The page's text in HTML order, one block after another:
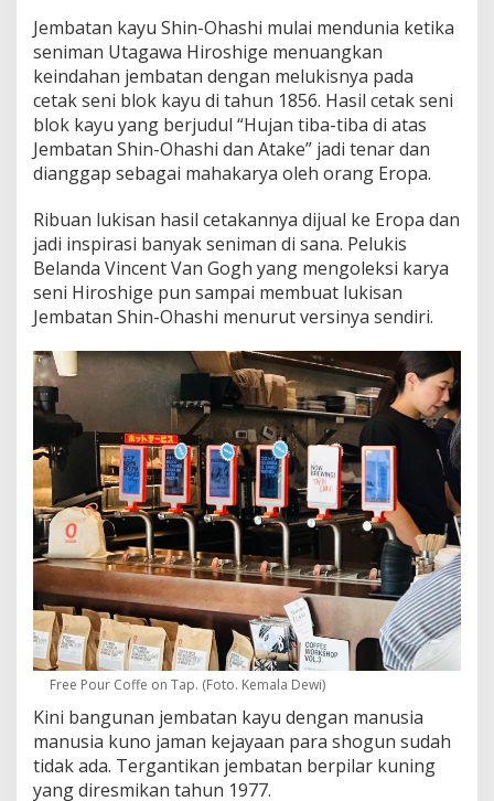
Jembatan kayu Shin-Ohashi mulai mendunia ketika
seniman Utagawa Hiroshige menuangkan
keindahan jembatan dengan melukisnya pada
cetak seni blok kayu di tahun 1856. Hasil cetak seni
blok kayu yang berjudul “Hujan tiba-tiba di atas
Jembatan Shin-Ohashi dan Atake” jadi tenar dan
dianggap sebagai mahakarya oleh orang Eropa.
Ribuan lukisan hasil cetakannya dijual ke Eropa dan
jadi inspirasi banyak seniman di sana. Pelukis
Belanda Vincent Van Gogh yang mengoleksi karya
seni Hiroshige pun sampai membuat lukisan
Jembatan Shin-Ohashi menurut versinya sendiri.
Free Pour Coffe on Tap. (Foto. Kemala Dewi)
Kini bangunan jembatan kayu dengan manusia
manusia kuno jaman kejayaan para shogun sudah
tidak ada. Tergantikan jembatan berpilar kuning
yang diresmikan tahun 1977.